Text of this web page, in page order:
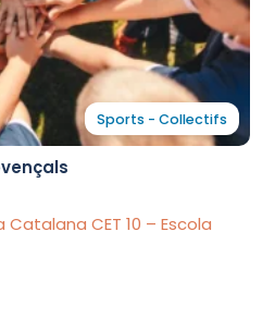
Sports - Collectifs
Catalana CET 10 – Escola